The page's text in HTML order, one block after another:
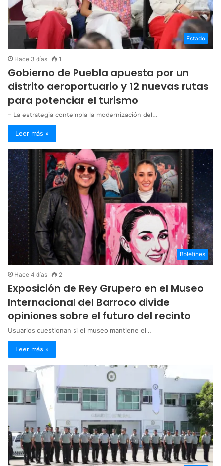
Estado
Hace 3 días 1
Gobierno de Puebla apuesta por un
distrito aeroportuario y 12 nuevas rutas
para potenciar el turismo
– La estrategia contempla la modernización del…
Leer más »
Boletines
Hace 4 días 2
Exposición de Rey Grupero en el Museo
Internacional del Barroco divide
opiniones sobre el futuro del recinto
Usuarios cuestionan si el museo mantiene el…
Leer más »